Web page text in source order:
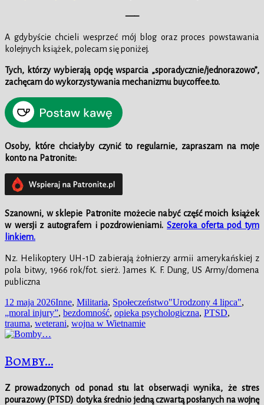
—–
A gdybyście chcieli wesprzeć mój blog oraz proces powstawania
kolejnych książek, polecam się poniżej.
Tych, którzy wybierają opcję wsparcia „sporadycznie/jednorazowo”,
zachęcam do wykorzystywania mechanizmu buycoffee.to.
Osoby, które chciałyby czynić to regularnie, zapraszam na moje
konto na Patronite:
Szanowni, wsklepie Patronite możecie nabyć część moich książek
w wersji z autografem i pozdrowieniami. Szeroka oferta pod tym
linkiem.
Nz. Helikoptery UH-1D zabierają żołnierzy armii amerykańskiej z
pola bitwy, 1966 rok/fot. sierż. James K. F. Dung, US Army/domena
publiczna
Data
publikacji
12 maja 2026Kategorie
Inne, Militaria, SpołeczeństwoTagi
"Urodzony 4 lipca",
„moral injury”, bezdomność, opieka psychologiczna, PTSD,
trauma, weterani, wojna w Wietnamie
Bomby…
Z prowadzonych od ponad stu lat obserwacji wynika, że stres
pourazowy (PTSD) dotyka średnio jedną czwartą posłanych na wojnę